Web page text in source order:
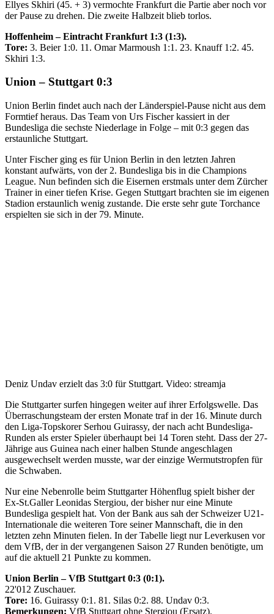
Ellyes Skhiri (45. + 3) vermochte Frankfurt die Partie aber noch vor
der Pause zu drehen. Die zweite Halbzeit blieb torlos.
Hoffenheim – Eintracht Frankfurt 1:3 (1:3).
Tore: 3. Beier 1:0. 11. Omar Marmoush 1:1. 23. Knauff 1:2. 45.
Skhiri 1:3.
Union – Stuttgart 0:3
Union Berlin findet auch nach der Länderspiel-Pause nicht aus dem
Formtief heraus. Das Team von Urs Fischer kassiert in der
Bundesliga die sechste Niederlage in Folge – mit 0:3 gegen das
erstaunliche Stuttgart.
Unter Fischer ging es für Union Berlin in den letzten Jahren
konstant aufwärts, von der 2. Bundesliga bis in die Champions
League. Nun befinden sich die Eisernen erstmals unter dem Zürcher
Trainer in einer tiefen Krise. Gegen Stuttgart brachten sie im eigenen
Stadion erstaunlich wenig zustande. Die erste sehr gute Torchance
erspielten sie sich in der 79. Minute.
Deniz Undav erzielt das 3:0 für Stuttgart. Video: streamja
Die Stuttgarter surfen hingegen weiter auf ihrer Erfolgswelle. Das
Überraschungsteam der ersten Monate traf in der 16. Minute durch
den Liga-Topskorer Serhou Guirassy, der nach acht Bundesliga-
Runden als erster Spieler überhaupt bei 14 Toren steht. Dass der 27-
Jährige aus Guinea nach einer halben Stunde angeschlagen
ausgewechselt werden musste, war der einzige Wermutstropfen für
die Schwaben.
Nur eine Nebenrolle beim Stuttgarter Höhenflug spielt bisher der
Ex-St.Galler Leonidas Stergiou, der bisher nur eine Minute
Bundesliga gespielt hat. Von der Bank aus sah der Schweizer U21-
Internationale die weiteren Tore seiner Mannschaft, die in den
letzten zehn Minuten fielen. In der Tabelle liegt nur Leverkusen vor
dem VfB, der in der vergangenen Saison 27 Runden benötigte, um
auf die aktuell 21 Punkte zu kommen.
Union Berlin – VfB Stuttgart 0:3 (0:1).
22'012 Zuschauer.
Tore: 16. Guirassy 0:1. 81. Silas 0:2. 88. Undav 0:3.
Bemerkungen: VfB Stuttgart ohne Stergiou (Ersatz).